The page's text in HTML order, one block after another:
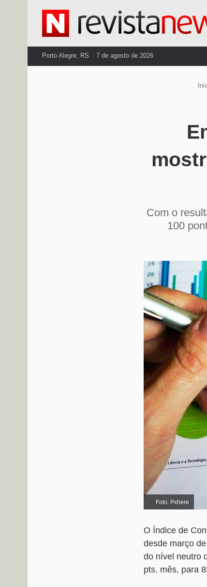
Porto Alegre, RS 7 de agosto de 2026
Com o
100
Foto: Pxhere
O Índice de
desde março
do nível neutro
pts. mês, para